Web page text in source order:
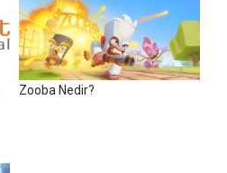
Zooba Nedir?